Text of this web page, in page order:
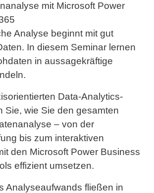
mit Microsoft Power
Analyse beginnt mit gut
In diesem Seminar lernen
in aussagekräftige
Data-Analytics-
Sie, wie Sie den gesamten
– von der
bis zum interaktiven
den Microsoft Power Business
effizient umsetzen.
Analyseaufwands fließen in